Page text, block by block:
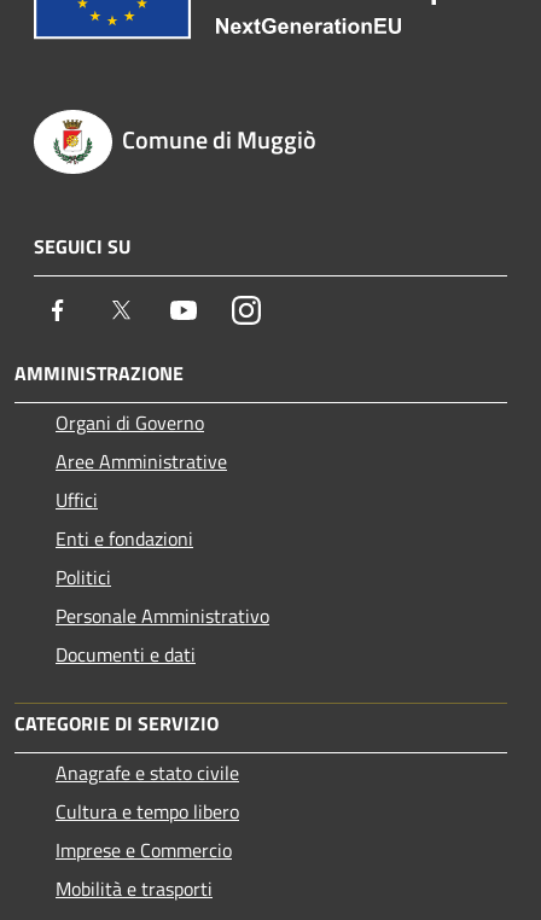
Comune di Muggiò
SEGUICI SU
Facebook Twitter YoutubeInstagram
AMMINISTRAZIONE
Organi di Governo
Aree Amministrative
Uffici
Enti e fondazioni
Politici
Personale Amministrativo
Documenti e dati
CATEGORIE DI SERVIZIO
Anagrafe e stato civile
Cultura e tempo libero
Imprese e Commercio
Mobilità e trasporti